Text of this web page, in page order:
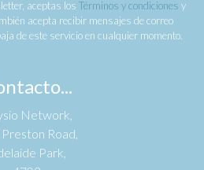
aceptas los Términos y condiciones y
acepta recibir mensajes de correo
de este servicio en cualquier momento.
Network,
Road,
Park,